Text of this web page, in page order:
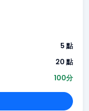
5 點
20 點
100分